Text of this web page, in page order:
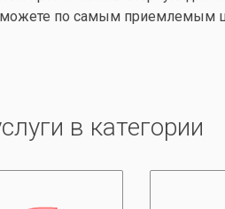
по самым приемлемым
в категории